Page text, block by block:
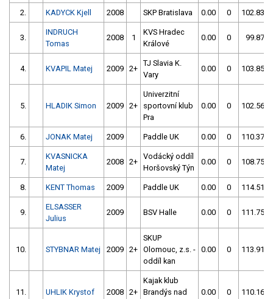
2. KADYCK Kjell 2008 SKP Bratislava 0.00 0 102.83
3.
INDRUCH
Tomas
2008 1
KVS Hradec
Králové
0.00 0 99.87
4. KVAPIL Matej 2009 2+
TJ Slavia K.
Vary
0.00 0 103.85
5. HLADIK Simon 2009 2+
Univerzitní
sportovní klub
Pra
0.00 0 102.56
6. JONAK Matej 2009 Paddle UK 0.00 0 110.37
7.
KVASNICKA
Matej
2008 2+
Vodácký oddíl
Horšovský Týn
0.00 0 108.75
8. KENT Thomas 2009 Paddle UK 0.00 0 114.51
9.
ELSASSER
Julius
2009 BSV Halle 0.00 0 111.75
10. STYBNAR Matej 2009 2+
SKUP
Olomouc, z.s. -
oddíl kan
0.00 0 113.91
11. UHLIK Krystof 2008 2+
Kajak klub
Brandýs nad
0.00 0 110.16